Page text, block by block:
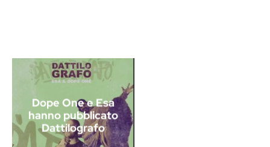
Dope One e Esa
hanno pubblicato
Dattilografo